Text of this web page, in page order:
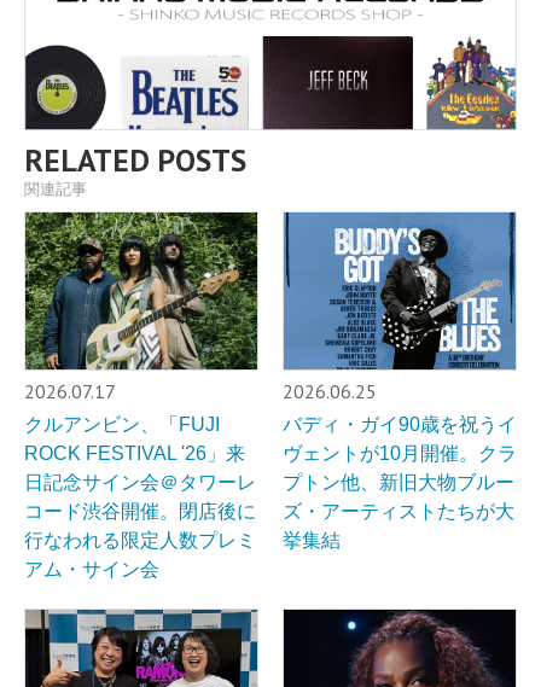
RELATED POSTS
関連記事
2026.07.17
クルアンビン、「FUJI
ROCK FESTIVAL '26」来
日記念サイン会＠タワーレ
コード渋谷開催。閉店後に
行なわれる限定人数プレミ
アム・サイン会
2026.06.25
バディ・ガイ90歳を祝うイ
ヴェントが10月開催。クラ
プトン他、新旧大物ブルー
ズ・アーティストたちが大
挙集結